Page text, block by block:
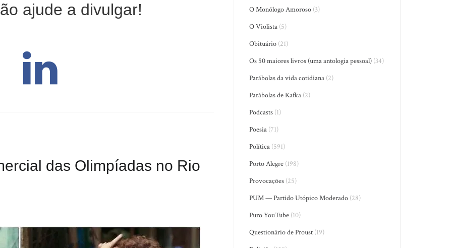
ajude a divulgar!
das Olimpíadas no Rio
O Monólogo Amoroso (3)
O Violista (5)
Obituário (21)
Os 50 maiores livros (uma antologia pessoal) (34)
Parábolas da vida cotidiana (2)
Parábolas de Kafka (2)
Podcasts (1)
Poesia (71)
Política (591)
Porto Alegre (198)
Provocações (25)
PUM — Partido Utópico Moderado (28)
Puro YouTube (10)
Questionário de Proust (19)